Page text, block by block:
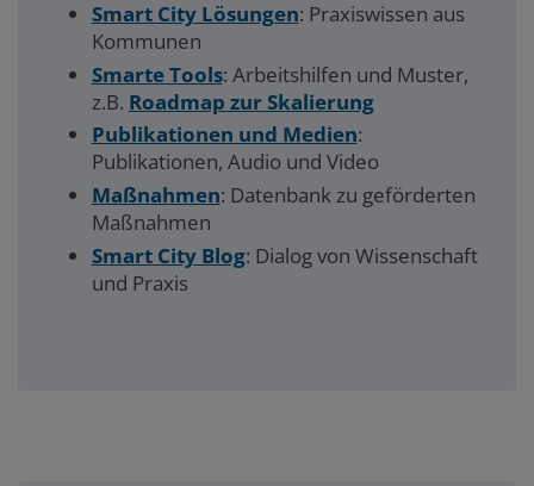
Smart City Lösungen: Praxiswissen aus
Kommunen
Smarte Tools: Arbeitshilfen und Muster,
z.B. Roadmap zur Skalierung
Publikationen und Medien:
Publikationen, Audio und Video
Maßnahmen: Datenbank zu geförderten
Maßnahmen
Smart City Blog: Dialog von Wissenschaft
und Praxis